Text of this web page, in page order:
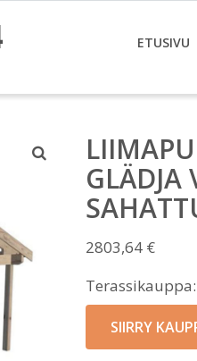
ETUSIVU
GLÄDJA
2803,64 €
Terassikauppa:
SIIRRY